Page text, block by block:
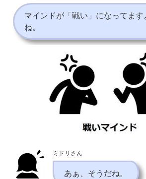
マインドが「戦い」になってます
ね。
ミドリさん
あぁ、そうだね。